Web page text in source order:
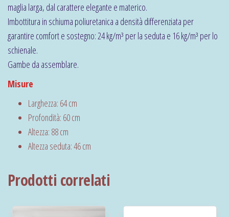
maglia larga, dal carattere elegante e materico.
Imbottitura in schiuma poliuretanica a densità differenziata per
garantire comfort e sostegno: 24 kg/m³ per la seduta e 16 kg/m³ per lo
schienale.
Gambe da assemblare.
Misure
Larghezza: 64 cm
Profondità: 60 cm
Altezza: 88 cm
Altezza seduta: 46 cm
Prodotti correlati